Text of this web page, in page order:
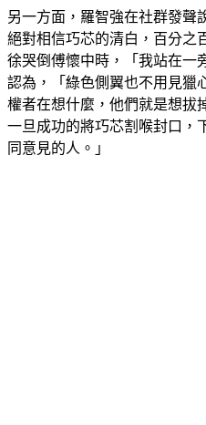
另一方面，羅智強在社群發聲
絕對相信巧芯的清白，百分之
徐哭倒傅懷中時，「我站在一
認為，「綠色側翼也不用見獵
權者在想什麼，他們就是想拔
一旦成功的將巧芯割喉封口，
同意見的人。」